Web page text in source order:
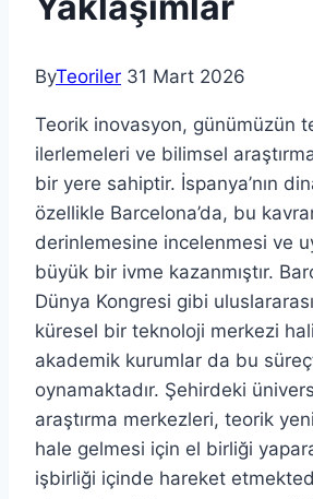
ByTeoriler 31 Mart 2026
Teorik inovasyon, günümüzün
ilerlemeleri ve bilimsel
bir yere sahiptir. İspanya’nın
özellikle Barcelona’da, bu
derinlemesine incelenmesi ve
büyük bir ivme kazanmıştır.
Dünya Kongresi gibi
küresel bir teknoloji merkezi
akademik kurumlar da bu
oynamaktadır. Şehirdeki
araştırma merkezleri, teorik
hale gelmesi için el birliği
işbirliği içinde hareket